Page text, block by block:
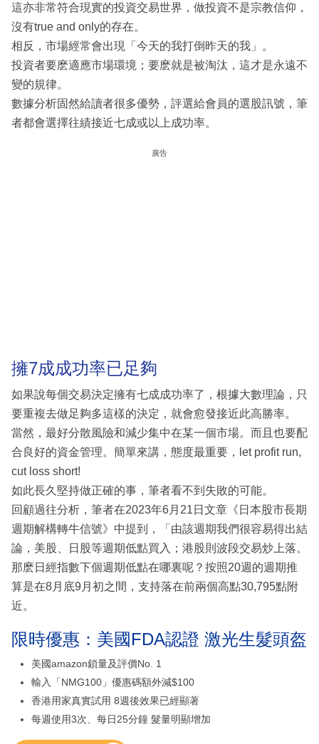
這亦非常符合現實的投資交易世界，做投資不是宗教信仰，
沒有true and only的存在。
相反，市場經常會出現「今天的我打倒昨天的我」。
投資者要麽適應市場環境；要麽就是被淘汰，這才是永遠不
變的規律。
數據分析固然給讀者很多優勢，評選給會員的選股訊號，筆
者都會選擇往績接近七成或以上成功率。
廣告
擁7成成功率已足夠
如果說每個交易決定擁有七成成功率了，根據大數理論，只
要重複去做足夠多這樣的決定，就會愈發接近此高勝率。
當然，最好分散風險和減少集中在某一個市場。而且也要配
合良好的資金管理。簡單來講，態度最重要，let profit run,
cut loss short!
如此長久堅持做正確的事，筆者看不到失敗的可能。
回顧過往分析，筆者在2023年6月21日文章《日本股市長期
週期解構轉牛信號》中提到，「由該週期我們很容易得出結
論，美股、日股等週期低點買入；港股則波段交易炒上落。
那麽日經指數下個週期低點在哪裏呢？按照20週的週期推
算是在8月底9月初之間，支持落在前兩個高點30,795點附
近。
限時優惠：美國FDA認證 激光生髮頭盔
美國amazon鎖量及評價No. 1
輸入「NMG100」優惠碼額外減$100
香港用家真實試用 8週後效果已經顯著
每週使用3次、每日25分鐘 髮量明顯增加